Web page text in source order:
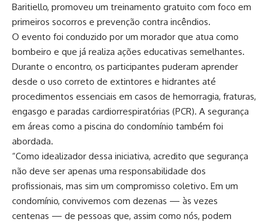
Baritiello, promoveu um treinamento gratuito com foco em
primeiros socorros e prevenção contra incêndios.
O evento foi conduzido por um morador que atua como
bombeiro e que já realiza ações educativas semelhantes.
Durante o encontro, os participantes puderam aprender
desde o uso correto de extintores e hidrantes até
procedimentos essenciais em casos de hemorragia, fraturas,
engasgo e paradas cardiorrespiratórias (PCR). A segurança
em áreas como a piscina do condomínio também foi
abordada.
“Como idealizador dessa iniciativa, acredito que segurança
não deve ser apenas uma responsabilidade dos
profissionais, mas sim um compromisso coletivo. Em um
condomínio, convivemos com dezenas — às vezes
centenas — de pessoas que, assim como nós, podem